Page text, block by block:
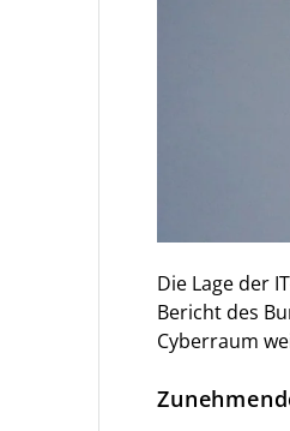
Die Lage der
Bericht des
Cyberraum